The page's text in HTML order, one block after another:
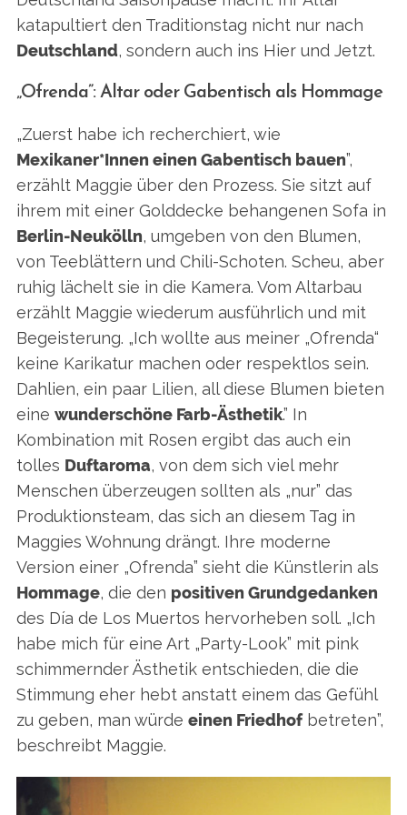
katapultiert den Traditionstag nicht nur nach
Deutschland, sondern auch ins Hier und Jetzt.
„Ofrenda”: Altar oder Gabentisch als Hommage
„Zuerst habe ich recherchiert, wie
Mexikaner*Innen einen Gabentisch bauen”,
erzählt Maggie über den Prozess. Sie sitzt auf
ihrem mit einer Golddecke behangenen Sofa in
Berlin-Neukölln, umgeben von den Blumen,
von Teeblättern und Chili-Schoten. Scheu, aber
ruhig lächelt sie in die Kamera. Vom Altarbau
erzählt Maggie wiederum ausführlich und mit
Begeisterung. „Ich wollte aus meiner „Ofrenda“
keine Karikatur machen oder respektlos sein.
Dahlien, ein paar Lilien, all diese Blumen bieten
eine wunderschöne Farb-Ästhetik.” In
Kombination mit Rosen ergibt das auch ein
tolles Duftaroma, von dem sich viel mehr
Menschen überzeugen sollten als „nur” das
Produktionsteam, das sich an diesem Tag in
Maggies Wohnung drängt. Ihre moderne
Version einer „Ofrenda” sieht die Künstlerin als
Hommage, die den positiven Grundgedanken
des Día de Los Muertos hervorheben soll. „Ich
habe mich für eine Art „Party-Look” mit pink
schimmernder Ästhetik entschieden, die die
Stimmung eher hebt anstatt einem das Gefühl
zu geben, man würde einen Friedhofbetreten”,
beschreibt Maggie.